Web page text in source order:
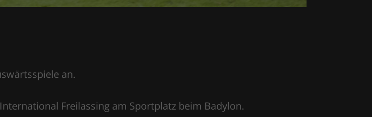
an.
Freilassing am Sportplatz beim Badylon.